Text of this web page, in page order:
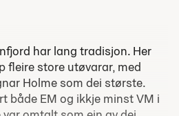
har lang tradisjon. Her
fleire store utøvarar, med
Holme som dei største.
både EM og ikkje minst VM i